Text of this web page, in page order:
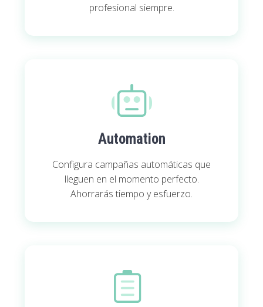
profesional siempre.
Automation
Configura campañas automáticas que
lleguen en el momento perfecto.
Ahorrarás tiempo y esfuerzo.